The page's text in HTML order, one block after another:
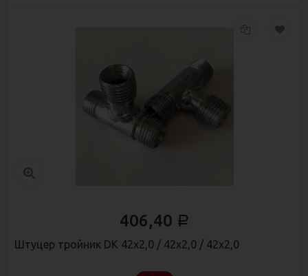
406,40 Р
Штуцер тройник DK 42х2,0 / 42х2,0 / 42х2,0